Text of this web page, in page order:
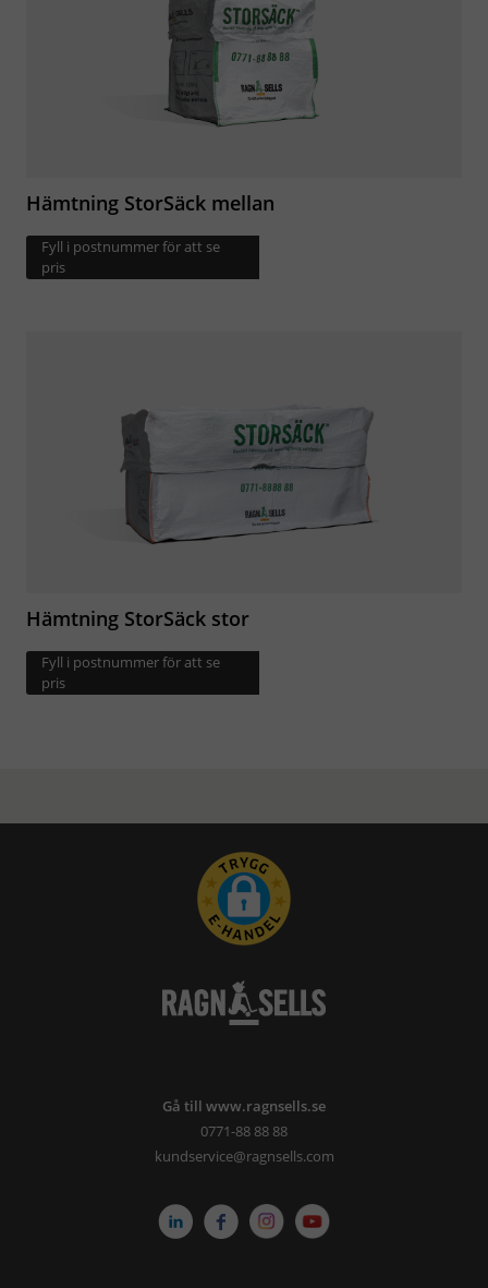
Hämtning StorSäck mellan
Fyll i postnummer för att se
pris
Hämtning StorSäck stor
Fyll i postnummer för att se
pris
Gå till www.ragnsells.se
0771-88 88 88
kundservice@ragnsells.com